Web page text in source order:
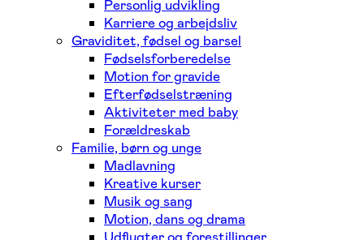
Personlig udvikling
Karriere og arbejdsliv
Graviditet, fødsel og barsel
Fødselsforberedelse
Motion for gravide
Efterfødselstræning
Aktiviteter med baby
Forældreskab
Familie, børn og unge
Madlavning
Kreative kurser
Musik og sang
Motion, dans og drama